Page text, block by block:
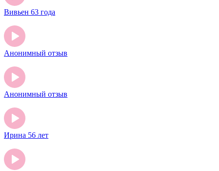
Вивьен 63 года
Анонимный отзыв
Анонимный отзыв
Ирина 56 лет